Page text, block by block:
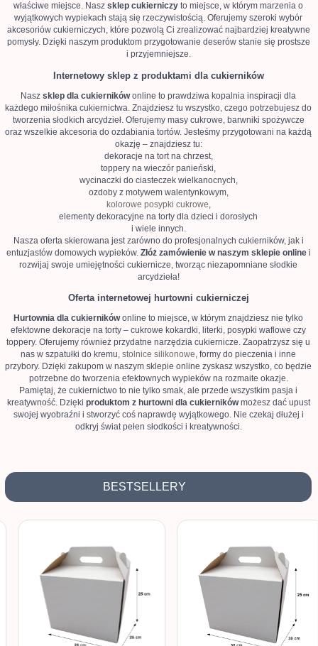
właściwe miejsce. Nasz sklep cukierniczy to miejsce, w którym marzenia o
wyjątkowych wypiekach stają się rzeczywistością. Oferujemy szeroki wybór
akcesoriów cukierniczych, które pozwolą Ci zrealizować najbardziej kreatywne
pomysły. Dzięki naszym produktom przygotowanie deserów stanie się prostsze
i przyjemniejsze.
Internetowy sklep z produktami dla cukierników
Nasz sklep dla cukiernikówonline to prawdziwa kopalnia inspiracji dla
każdego miłośnika cukiernictwa. Znajdziesz tu wszystko, czego potrzebujesz do
tworzenia słodkich arcydzieł. Oferujemy masy cukrowe, barwniki spożywcze
oraz wszelkie akcesoria do ozdabiania tortów. Jesteśmy przygotowani na każdą
okazję – znajdziesz tu:
dekoracje na tort na chrzest,
toppery na wieczór panieński,
wycinaczki do ciasteczek wielkanocnych,
ozdoby z motywem walentynkowym,
kolorowe posypki cukrowe
elementy dekoracyjne na torty dla dzieci i dorosłych
i wiele innych.
Nasza oferta skierowana jest zarówno do profesjonalnych cukierników, jak i
entuzjastów domowych wypieków. Złóż zamówieniew naszym sklepie online i
rozwijaj swoje umiejętności cukiernicze, tworząc niezapomniane słodkie
arcydzieła!
Oferta internetowej hurtowni cukierniczej
Hurtownia dla cukiernikówonline to miejsce, w którym znajdziesz nie tylko
efektowne dekoracje na torty – cukrowe kokardki, literki, posypki waflowe czy
toppery. Oferujemy również przydatne narzędzia cukiernicze. Zaopatrzysz się u
nas w szpatułki do kremu, stolnice silikonowe , formy do pieczenia i inne
przybory. Dzięki zakupom w naszym sklepie online zyskasz wszystko, co będzie
potrzebne do tworzenia efektownych wypieków na rozmaite okazje.
Pamiętaj, że cukiernictwo to nie tylko smak, ale przede wszystkim pasja i
kreatywność. Dzięki produktom z hurtowni dla cukiernikówmożesz dać upust
swojej wyobraźni i stworzyć coś naprawdę wyjątkowego. Nie czekaj dłużej i
odkryj świat pełen słodkości i kreatywności.
BESTSELLERY